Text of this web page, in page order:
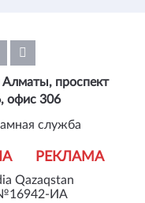
Qazaqstan
ИА
РЕКЛАМА
Алматы, проспект
офис 306
служба